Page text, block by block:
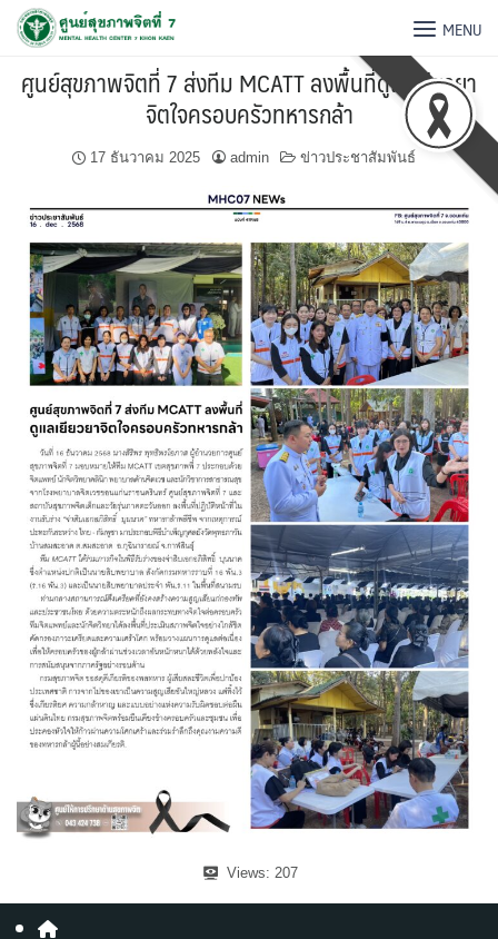
MENU
ศูนย์สุขภาพจิตที่ 7 ส่งทีม MCATT ลงพื้นที่ดูแลเยียวยา
จิตใจครอบครัวทหารกล้า
17 ธันวาคม 2025 admin ข่าวประชาสัมพันธ์
Views: 207